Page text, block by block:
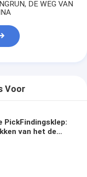
DE WEG VAN
Voor
PickFindingsklep:
van het de